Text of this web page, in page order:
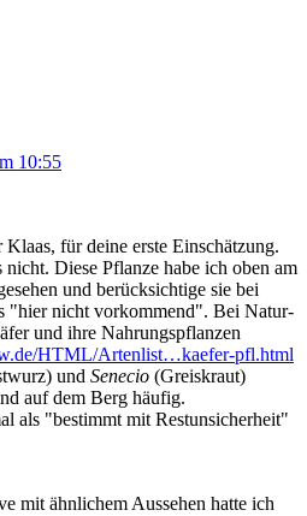
10:55
für deine erste Einschätzung.
Diese Pflanze habe ich oben am
und berücksichtige sie bei
"hier nicht vorkommend". Bei Natur-
und ihre Nahrungspflanzen
HTML/Artenlist…kaefer-pfl.html
und Senecio (Greiskraut)
auf dem Berg häufig.
als "bestimmt mit Restunsicherheit"
mit ähnlichem Aussehen hatte ich